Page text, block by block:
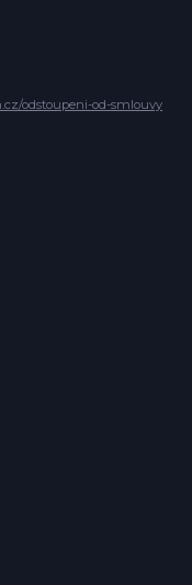
odstoupeni-od-smlouvy